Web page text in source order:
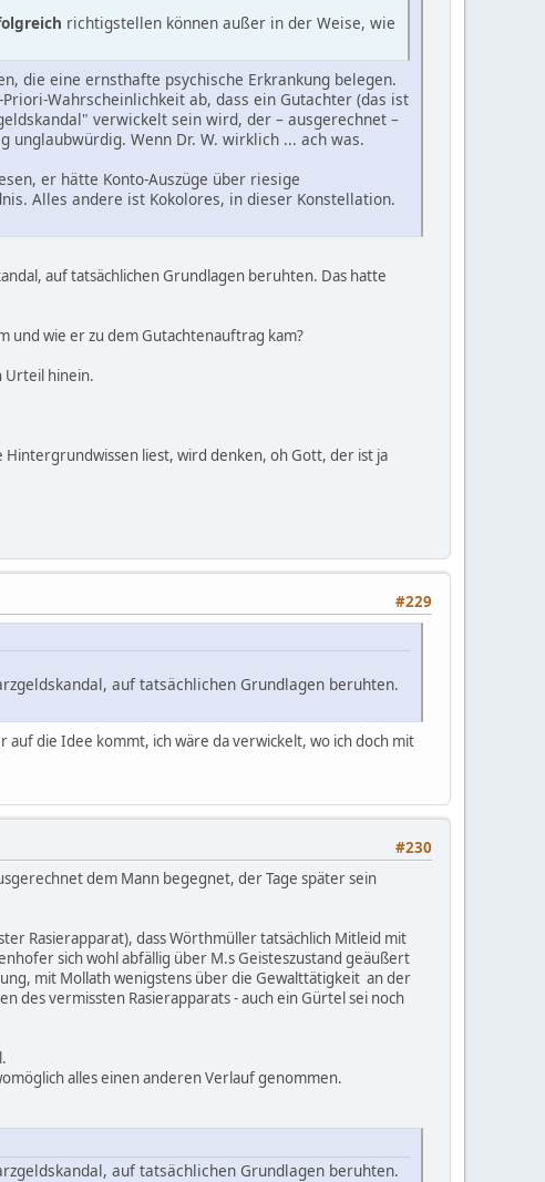
richtigstellen können außer in der Weise, wie
die eine ernsthafte psychische Erkrankung belegen.
Wahrscheinlichkeit ab, dass ein Gutachter (das ist
verwickelt sein wird, der – ausgerechnet –
Wenn Dr. W. wirklich ... ach was.
er hätte Konto-Auszüge über riesige
Alles andere ist Kokolores, in dieser Konstellation.
auf tatsächlichen Grundlagen beruhten. Das hatte
und wie er zu dem Gutachtenauftrag kam?
Urteil hinein.
Hintergrundwissen liest, wird denken, oh Gott, der ist ja
#229
auf tatsächlichen Grundlagen beruhten.
auf die Idee kommt, ich wäre da verwickelt, wo ich doch mit
#230
dem Mann begegnet, der Tage später sein
Rasierapparat), dass Wörthmüller tatsächlich Mitleid mit
sich wohl abfällig über M.s Geisteszustand geäußert
mit Mollath wenigstens über die Gewalttätigkeit an der
des vermissten Rasierapparats - auch ein Gürtel sei noch
alles einen anderen Verlauf genommen.
auf tatsächlichen Grundlagen beruhten.